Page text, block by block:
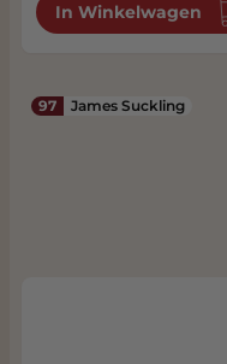
In Winkelwagen
97 James Suckling